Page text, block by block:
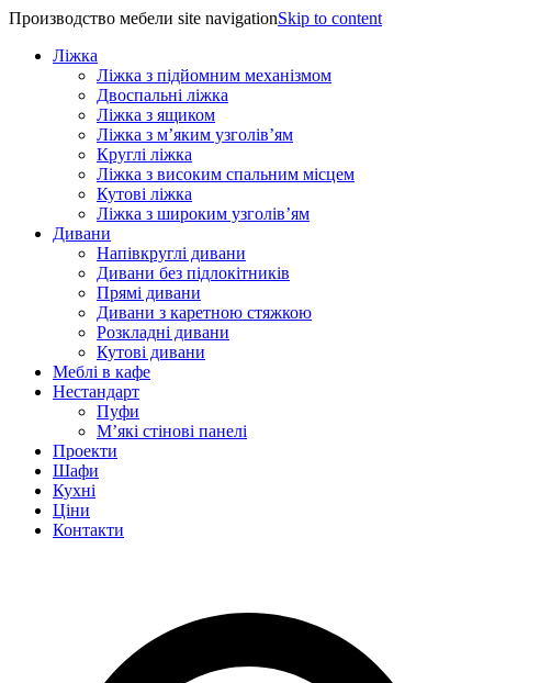
Производство мебели site navigationSkip to content
Ліжка
Ліжка з підйомним механізмом
Двоспальні ліжка
Ліжка з ящиком
Ліжка з м’яким узголів’ям
Круглі ліжка
Ліжка з високим спальним місцем
Кутові ліжка
Ліжка з широким узголів’ям
Дивани
Напівкруглі дивани
Дивани без підлокітників
Прямі дивани
Дивани з каретною стяжкою
Розкладні дивани
Кутові дивани
Меблі в кафе
Нестандарт
Пуфи
М’які стінові панелі
Проекти
Шафи
Кухні
Ціни
Контакти